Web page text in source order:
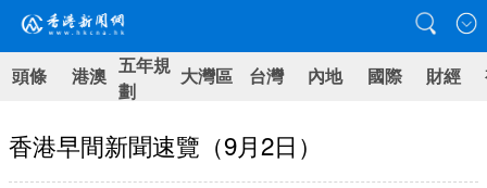
頭條 港澳 五年規
劃
大灣區 台灣 內地 國際 財經
香港早間新聞速覽（9月2日）